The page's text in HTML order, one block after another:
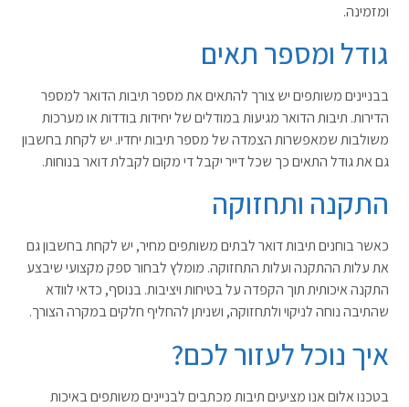
ומזמינה.
גודל ומספר תאים
בבניינים משותפים יש צורך להתאים את מספר תיבות הדואר למספר
הדירות. תיבות הדואר מגיעות במודלים של יחידות בודדות או מערכות
משולבות שמאפשרות הצמדה של מספר תיבות יחדיו. יש לקחת בחשבון
גם את גודל התאים כך שכל דייר יקבל די מקום לקבלת דואר בנוחות.
התקנה ותחזוקה
כאשר בוחנים תיבות דואר לבתים משותפים מחיר, יש לקחת בחשבון גם
את עלות ההתקנה ועלות התחזוקה. מומלץ לבחור ספק מקצועי שיבצע
התקנה איכותית תוך הקפדה על בטיחות ויציבות. בנוסף, כדאי לוודא
שהתיבה נוחה לניקוי ולתחזוקה, ושניתן להחליף חלקים במקרה הצורך.
איך נוכל לעזור לכם?
בטכנו אלום אנו מציעים תיבות מכתבים לבניינים משותפים באיכות